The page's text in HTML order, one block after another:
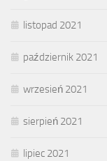
listopad 2021
październik 2021
wrzesień 2021
sierpień 2021
lipiec 2021